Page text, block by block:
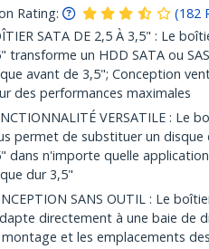
Rating:
(182
SATA DE 2,5 À 3,5" : Le
transforme un HDD SATA ou
avant de 3,5"; Conception
des performances maximales
VERSATILE : Le
permet de substituer un disque
dans n'importe quelle
dur 3,5"
SANS OUTIL : Le
directement à une baie de
et les emplacements